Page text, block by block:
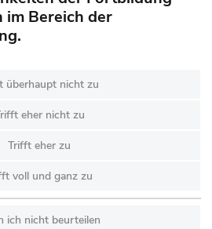
Bereich der
überhaupt nicht zu
eher nicht zu
Trifft eher zu
voll und ganz zu
ich nicht beurteilen